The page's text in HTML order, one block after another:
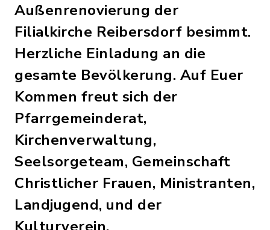
Außenrenovierung der
Filialkirche Reibersdorf besimmt.
Herzliche Einladung an die
gesamte Bevölkerung. Auf Euer
Kommen freut sich der
Pfarrgemeinderat,
Kirchenverwaltung,
Seelsorgeteam, Gemeinschaft
Christlicher Frauen, Ministranten,
Landjugend, und der